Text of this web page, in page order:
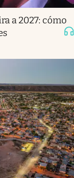
a 2027: cómo